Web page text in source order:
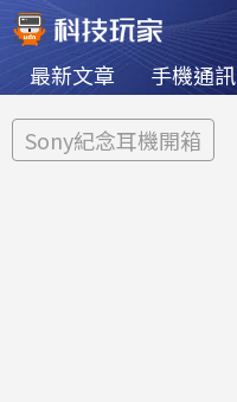
最新文章 手機通訊
Sony紀念耳機開箱